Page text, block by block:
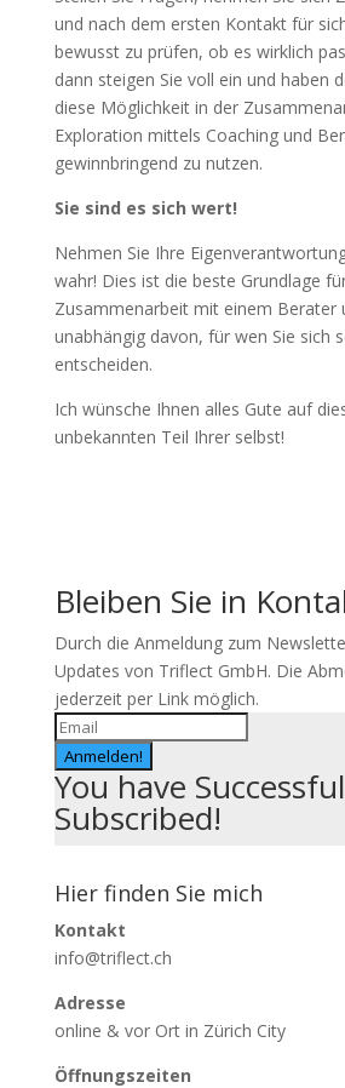
und nach dem ersten Kontakt für
bewusst zu prüfen, ob es wirklich
dann steigen Sie voll ein und haben
diese Möglichkeit in der
Exploration mittels Coaching und
gewinnbringend zu nutzen.
Sie sind es sich wert!
Nehmen Sie Ihre
wahr! Dies ist die beste Grundlage
Zusammenarbeit mit einem Berater
unabhängig davon, für wen Sie sich
entscheiden.
Ich wünsche Ihnen alles Gute auf
unbekannten Teil Ihrer selbst!
Bleiben Sie in
Durch die Anmeldung zum
Updates von Triflect GmbH. Die
jederzeit per Link möglich.
Anmelden!
You have
Subscribed!
Hier finden Sie mich
Kontakt
info@triflect.ch
Adresse
online & vor Ort in Zürich City
Öffnungszeiten